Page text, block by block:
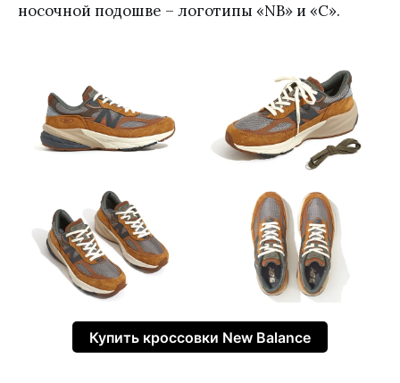
носочной подошве – логотипы «NB» и «C».
Купить кроссовки New Balance